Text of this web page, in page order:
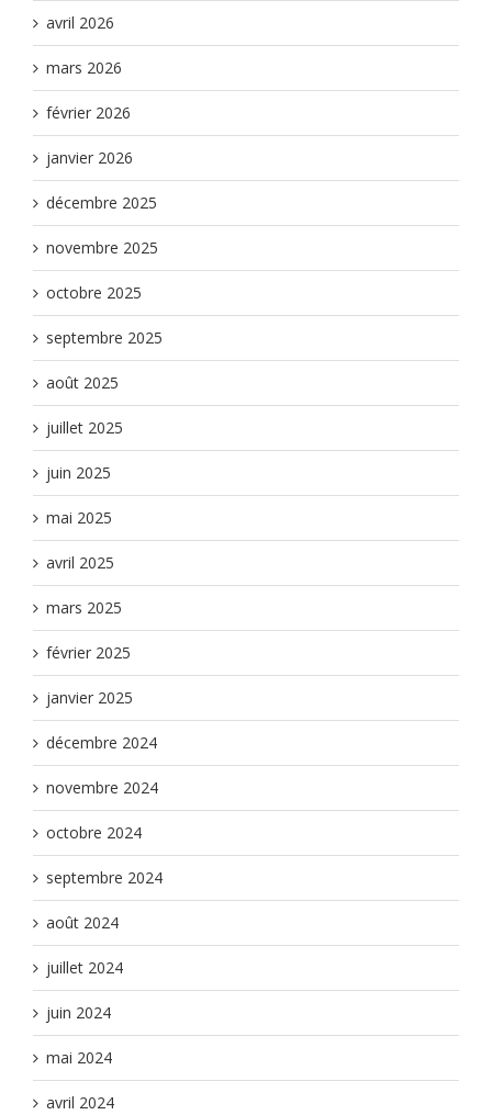
avril 2026
mars 2026
février 2026
janvier 2026
décembre 2025
novembre 2025
octobre 2025
septembre 2025
août 2025
juillet 2025
juin 2025
mai 2025
avril 2025
mars 2025
février 2025
janvier 2025
décembre 2024
novembre 2024
octobre 2024
septembre 2024
août 2024
juillet 2024
juin 2024
mai 2024
avril 2024